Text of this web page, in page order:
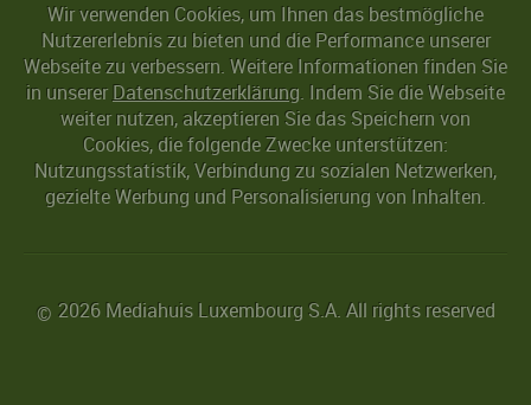
Wir verwenden Cookies, um Ihnen das bestmögliche
Nutzererlebnis zu bieten und die Performance unserer
Webseite zu verbessern. Weitere Informationen finden Sie
in unserer Datenschutzerklärung. Indem Sie die Webseite
weiter nutzen, akzeptieren Sie das Speichern von
Cookies, die folgende Zwecke unterstützen:
Nutzungsstatistik, Verbindung zu sozialen Netzwerken,
gezielte Werbung und Personalisierung von Inhalten.
© 2026 Mediahuis Luxembourg S.A. All rights reserved